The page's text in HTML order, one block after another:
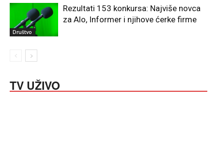
Društvo
Rezultati 153 konkursa: Najviše novca
za Alo, Informer i njihove ćerke firme
TV UŽIVO